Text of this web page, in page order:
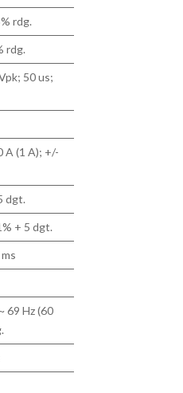
rdg.
rdg.
50 us;
A (1 A); +/-
dgt.
+ 5 dgt.
69 Hz (60